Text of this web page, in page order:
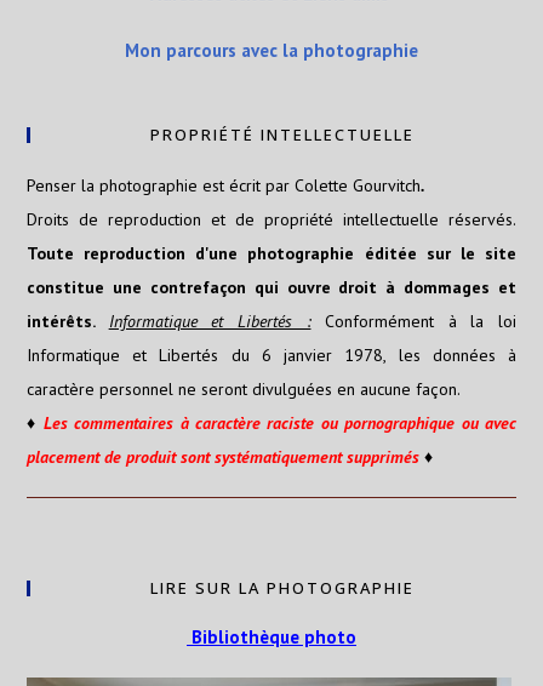
Mon parcours avec la photographie
PROPRIÉTÉ INTELLECTUELLE
Penser la photographie est écrit par Colette Gourvitch.
Droits de reproduction et de propriété intellectuelle réservés.
Toute reproduction d'une photographie éditée sur le site
constitue une contrefaçon qui ouvre droit à dommages et
intérêts. Informatique et Libertés :
Conformément à la loi
Informatique et Libertés du 6 janvier 1978, les données à
caractère personnel ne seront divulguées en aucune façon.
♦ Lescommentaires à caractère raciste ou pornographique ou avec
placement de produit sont systématiquement supprimés ♦
LIRE SUR LA PHOTOGRAPHIE
Bibliothèque photo